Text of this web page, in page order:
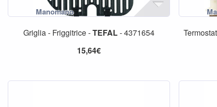
Griglia - Friggitrice -TEFAL- 4371654
15,64€